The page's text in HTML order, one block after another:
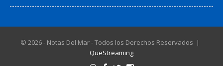
© 2026 - Notas Del Mar - Todos los Derechos Reservados |
QueStreaming